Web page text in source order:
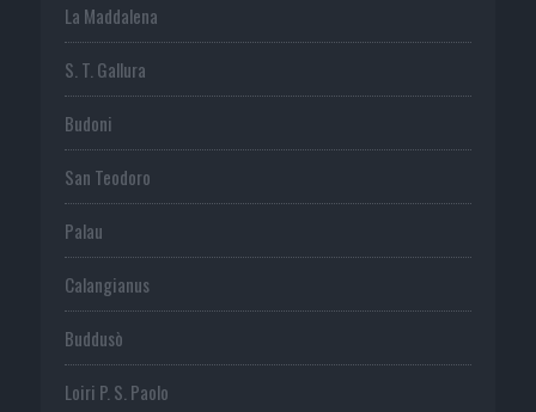
La Maddalena
S. T. Gallura
Budoni
San Teodoro
Palau
Calangianus
Buddusò
Loiri P. S. Paolo